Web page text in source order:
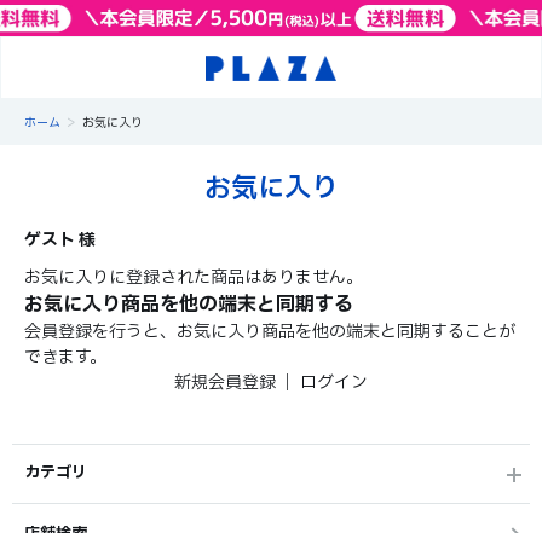
ホーム > お気に入り
お気に入り
ゲスト 様
お気に入りに登録された商品はありません。
お気に入り商品を他の端末と同期する
会員登録を行うと、お気に入り商品を他の端末と同期することが
できます。
新規会員登録
ログイン
カテゴリ